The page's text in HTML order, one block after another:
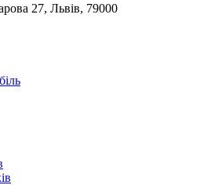
27, Львів, 79000